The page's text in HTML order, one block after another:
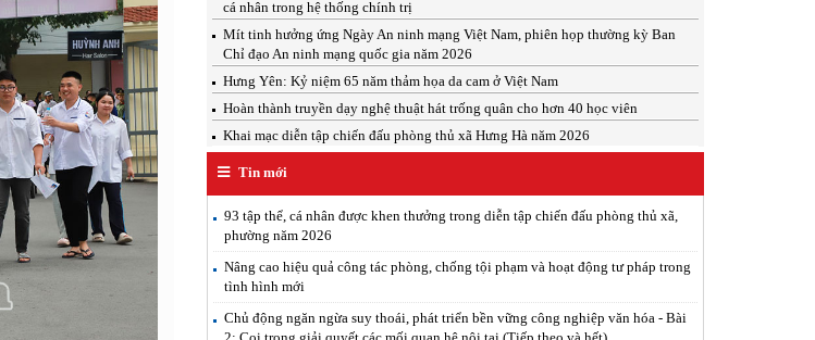
cá nhân trong hệ thống chính trị
Mít tinh hưởng ứng Ngày An ninh mạng Việt Nam, phiên họp thường kỳ Ban
Chỉ đạo An ninh mạng quốc gia năm 2026
Hưng Yên: Kỷ niệm 65 năm thảm họa da cam ở Việt Nam
Hoàn thành truyền dạy nghệ thuật hát trống quân cho hơn 40 học viên
Khai mạc diễn tập chiến đấu phòng thủ xã Hưng Hà năm 2026
Tin mới
93 tập thể, cá nhân được khen thưởng trong diễn tập chiến đấu phòng thủ xã,
phường năm 2026
Nâng cao hiệu quả công tác phòng, chống tội phạm và hoạt động tư pháp trong
tình hình mới
Chủ động ngăn ngừa suy thoái, phát triển bền vững công nghiệp văn hóa - Bài